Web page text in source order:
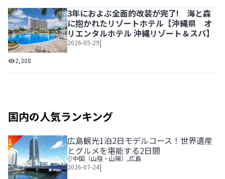
3年におよぶ全面的改装が完了! 海と森に抱かれたリゾー
2,308
3年におよぶ全面的改装が完了! 海と森
に抱かれたリゾートホテル【沖縄県 オ
リエンタルホテル 沖縄リゾート＆スパ】
2026-05-29|
国内の人気ランキング
1
広島観光1泊2日モデルコース！世界遺産
とグルメを堪能する2日間
中国（山陰・山陽） ,広島
2026-07-24|